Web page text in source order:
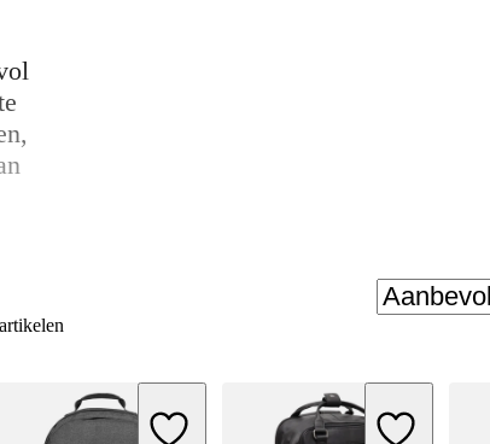
Add to Wishlist Add to Wishlist